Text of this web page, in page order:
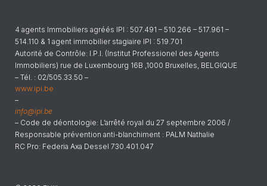
4 agents Immobiliers agréés IPI : 507.491 – 510.266 – 517.961 –
514.110 & 1 agent immobilier stagiaire IPI : 519.701
Autorité de Contrôle: I.P.I. (Institut Professionel des Agents
Immobiliers) rue de Luxembourg 16B ,1000 Bruxelles, BELGIQUE
– Tél. : 02/505.33.50 –
www.ipi.be
–
info@ipi.be
– Code de déontologie: L’arrêté royal du 27 septembre 2006 /
Responsable prévention anti-blanchiment : PALM Nathalie
RC Pro: Federia Axa Dessel 730.401.047